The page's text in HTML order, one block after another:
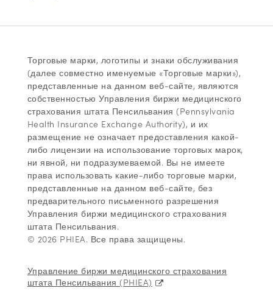
Торговые марки, логотипы и знаки обслуживания
(далее совместно именуемые «Торговые марки»),
представленные на данном веб-сайте, являются
собственностью Управления биржи медицинского
страхования штата Пенсильвания (Pennsylvania
Health Insurance Exchange Authority), и их
размещение не означает предоставления какой-
либо лицензии на использование торговых марок,
ни явной, ни подразумеваемой. Вы не имеете
права использовать какие-либо торговые марки,
представленные на данном веб-сайте, без
предварительного письменного разрешения
Управления биржи медицинского страхования
штата Пенсильвания.
© 2026 PHIEA. Все права защищены.
Управление биржи медицинского страхования
штата Пенсильвания (PHIEA)